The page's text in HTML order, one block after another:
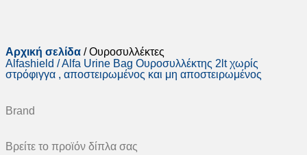
Αρχική σελίδα / Ουροσυλλέκτες
Alfashield / Alfa Urine Bag Ουροσυλλέκτης 2lt χωρίς
στρόφιγγα , αποστειρωμένος και μη αποστειρωμένος
Brand
Βρείτε το προϊόν δίπλα σας